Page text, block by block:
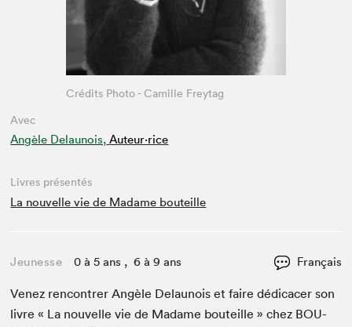
Avec
Angèle Delaunois, Auteur·rice
Crédits Photo - Camille Freytag
Livres présentés
La nouvelle vie de Madame bouteille
Jeunesse 0 à 5 ans , 6 à 9 ans Français
Venez ren­con­tr­er Angèle Delaunois et faire dédi­cac­er son
livre « La nou­velle vie de Madame bouteille » chez BOU­